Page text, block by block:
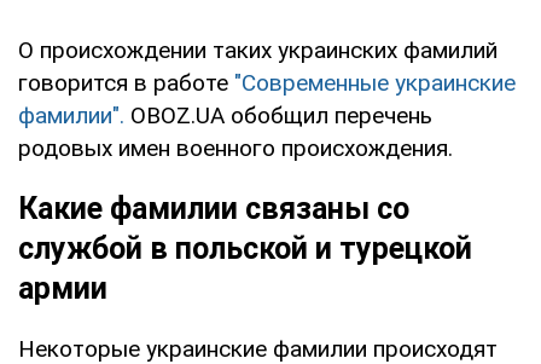
О происхождении таких украинских фамилий
говорится в работе "Современные украинские
фамилии". OBOZ.UA обобщил перечень
родовых имен военного происхождения.
Какие фамилии связаны со
службой в польской и турецкой
армии
Некоторые украинские фамилии происходят